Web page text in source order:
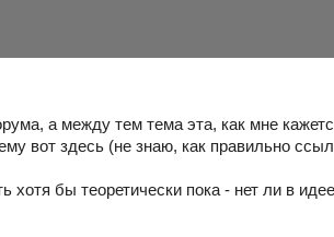
а между тем тема эта, как мне
вот здесь (не знаю, как правильно
бы теоретически пока - нет ли в